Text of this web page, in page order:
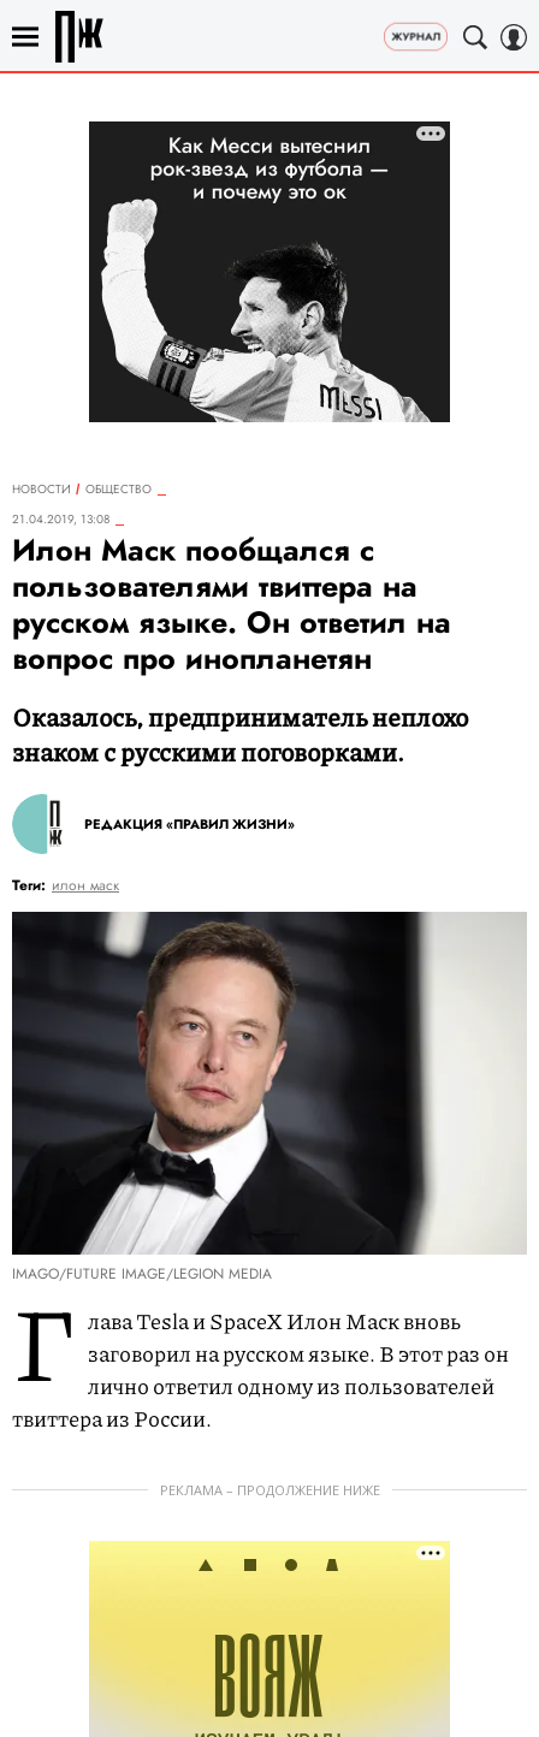
НОВОСТИ
ОБЩЕСТВО
21.04.2019, 13:08
Илон Маск пообщался с
пользователями твиттера на
русском языке. Он ответил на
вопрос про инопланетян
Оказалось, предприниматель неплохо
знаком с русскими поговорками.
РЕДАКЦИЯ «ПРАВИЛ ЖИЗНИ»
Теги: илон маск
IMAGO/FUTURE IMAGE/LEGION MEDIA
Г лава Tesla и SpaceX Илон Маск вновь
заговорил на русском языке. В этот раз он
лично ответил одному из пользователей
твиттера из России.
РЕКЛАМА – ПРОДОЛЖЕНИЕ НИЖЕ